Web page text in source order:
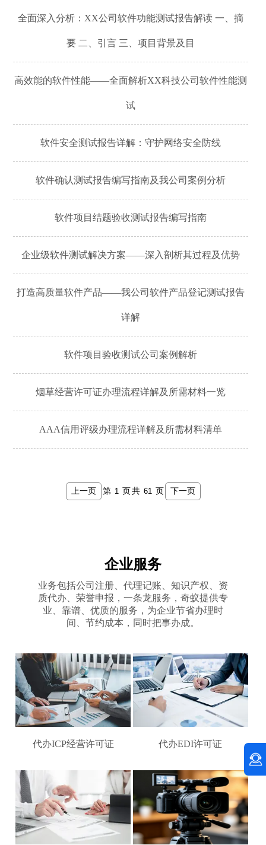
全面深入分析：XX公司软件功能测试报告解读 一、摘
要 二、引言 三、项目背景及目
高效能的软件性能——全面解析XX科技公司软件性能测
试
软件安全测试报告详解：守护网络安全防线
软件确认测试报告编写指南及我公司案例分析
软件项目结题验收测试报告编写指南
企业级软件测试解决方案——深入剖析其过程及优势
打造高质量软件产品——我公司软件产品登记测试报告
详解
软件项目验收测试公司案例解析
烟草经营许可证办理流程详解及所需材料一览
AAA信用评级办理流程详解及所需材料清单
上一页 第 页 共 页 下一页
企业服务
业务包括公司注册、代理记账、知识产权、资
质代办、荣誉申报，一条龙服务，奇蚁提供专
业、靠谱、优质的服务，为企业节省办理时
间、节约成本，同时把事办成。
代办ICP经营许可证 代办EDI许可证